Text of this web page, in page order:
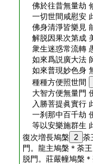
佛於往昔無量劫
一切世間咸慰安
佛身清淨皆樂見
解脱因果次第成
衆生迷惑常流轉
如來爲説廣大法
如來普現妙色身
種種方便照世間
大智方便無量門
入勝菩提眞實行
一刹那中百千劫
等以安樂施群生
復次増長鳩槃 2 荼
門。龍主鳩槃＊荼
脱門。莊嚴幢鳩槃